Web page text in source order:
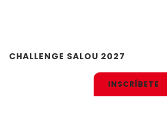
CHALLENGE SALOU 2027
INSCRÍBETE